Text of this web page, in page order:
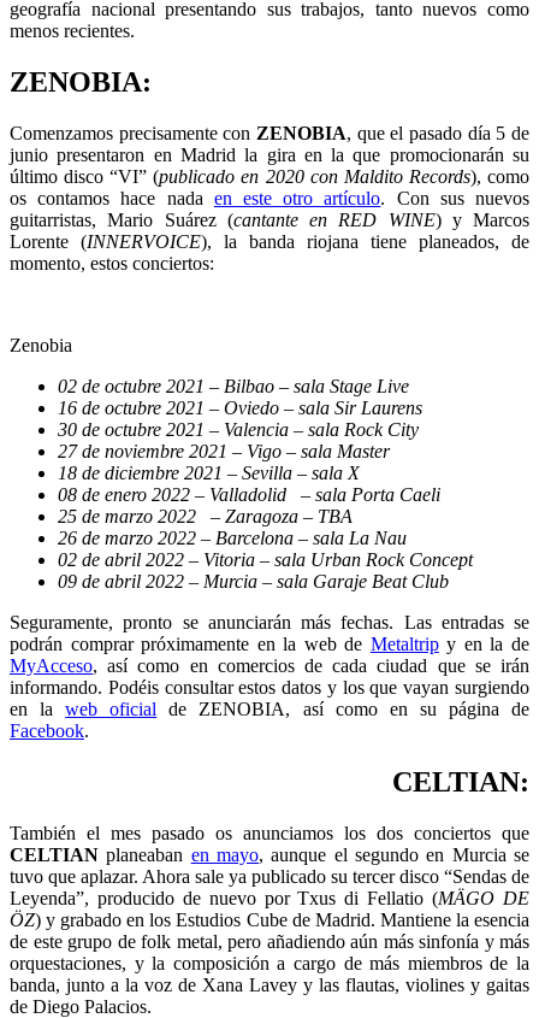
geografía nacional presentando sus trabajos, tanto nuevos como
menos recientes.
ZENOBIA:
Comenzamos precisamente con ZENOBIA, que el pasado día 5 de
junio presentaron en Madrid la gira en la que promocionarán su
último disco “VI” (publicado en 2020 con Maldito Records), como
os contamos hace nada en este otro artículo. Con sus nuevos
guitarristas, Mario Suárez (cantante en RED WINE) y Marcos
Lorente (INNERVOICE), la banda riojana tiene planeados, de
momento, estos conciertos:
Zenobia
02 de octubre 2021 – Bilbao – sala Stage Live
16 de octubre 2021 – Oviedo – sala Sir Laurens
30 de octubre 2021 – Valencia – sala Rock City
27 de noviembre 2021 – Vigo – sala Master
18 de diciembre 2021 – Sevilla – sala X
08 de enero 2022 – Valladolid – sala Porta Caeli
25 de marzo 2022 – Zaragoza – TBA
26 de marzo 2022 – Barcelona – sala La Nau
02 de abril 2022 – Vitoria – sala Urban Rock Concept
09 de abril 2022 – Murcia – sala Garaje Beat Club
Seguramente, pronto se anunciarán más fechas. Las entradas se
podrán comprar próximamente en la web de Metaltripy en la de
MyAcceso, así como en comercios de cada ciudad que se irán
informando. Podéis consultar estos datos y los que vayan surgiendo
en laweb oficial de ZENOBIA, así como en su página de
Facebook.
CELTIAN:
También el mes pasado os anunciamos los dos conciertos que
CELTIAN planeaban en mayo, aunque el segundo en Murcia se
tuvo que aplazar. Ahora sale ya publicado su tercer disco “Sendas de
Leyenda”, producido de nuevo por Txus di Fellatio (MÄGO DE
ÖZ) y grabado en los Estudios Cube de Madrid. Mantiene la esencia
de este grupo de folk metal, pero añadiendo aún más sinfonía y más
orquestaciones, y la composición a cargo de más miembros de la
banda, junto a la voz de Xana Lavey y las flautas, violines y gaitas
de Diego Palacios.